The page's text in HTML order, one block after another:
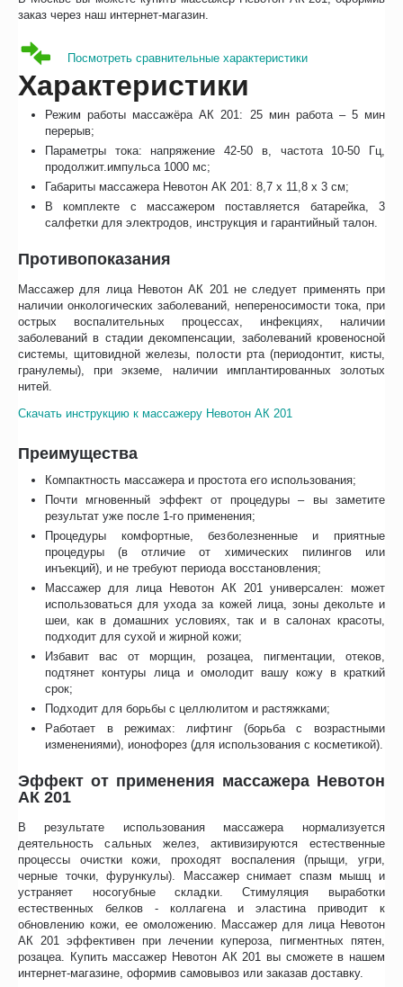
заказ через наш интернет-магазин.
Посмотреть сравнительные характеристики
Характеристики
Режим работы массажёра АК 201: 25 мин работа – 5 мин
перерыв;
Параметры тока: напряжение 42-50 в, частота 10-50 Гц,
продолжит.импульса 1000 мс;
Габариты массажера Невотон АК 201: 8,7 х 11,8 х 3 см;
В комплекте с массажером поставляется батарейка, 3
салфетки для электродов, инструкция и гарантийный талон.
Противопоказания
Массажер для лица Невотон АК 201 не следует применять при
наличии онкологических заболеваний, непереносимости тока, при
острых воспалительных процессах, инфекциях, наличии
заболеваний в стадии декомпенсации, заболеваний кровеносной
системы, щитовидной железы, полости рта (периодонтит, кисты,
гранулемы), при экземе, наличии имплантированных золотых
нитей.
Скачать инструкцию к массажеру Невотон АК 201
Преимущества
Компактность массажера и простота его использования;
Почти мгновенный эффект от процедуры – вы заметите
результат уже после 1-го применения;
Процедуры комфортные, безболезненные и приятные
процедуры (в отличие от химических пилингов или
инъекций), и не требуют периода восстановления;
Массажер для лица Невотон АК 201 универсален: может
использоваться для ухода за кожей лица, зоны декольте и
шеи, как в домашних условиях, так и в салонах красоты,
подходит для сухой и жирной кожи;
Избавит вас от морщин, розацеа, пигментации, отеков,
подтянет контуры лица и омолодит вашу кожу в краткий
срок;
Подходит для борьбы с целлюлитом и растяжками;
Работает в режимах: лифтинг (борьба с возрастными
изменениями), ионофорез (для использования с косметикой).
Эффект от применения массажера Невотон
АК 201
В результате использования массажера нормализуется
деятельность сальных желез, активизируются естественные
процессы очистки кожи, проходят воспаления (прыщи, угри,
черные точки, фурункулы). Массажер снимает спазм мышц и
устраняет носогубные складки. Стимуляция выработки
естественных белков - коллагена и эластина приводит к
обновлению кожи, ее омоложению. Массажер для лица Невотон
АК 201 эффективен при лечении купероза, пигментных пятен,
розацеа. Купить массажер Невотон АК 201 вы сможете в нашем
интернет-магазине, оформив самовывоз или заказав доставку.